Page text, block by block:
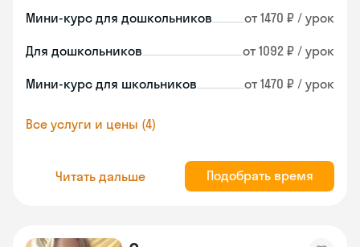
Мини-курс для дошкольников от 1470 ₽ / урок
Для дошкольников от 1092 ₽ / урок
Мини-курс для школьников от 1470 ₽ / урок
Все услуги и цены (4)
Читать дальше Подобрать время